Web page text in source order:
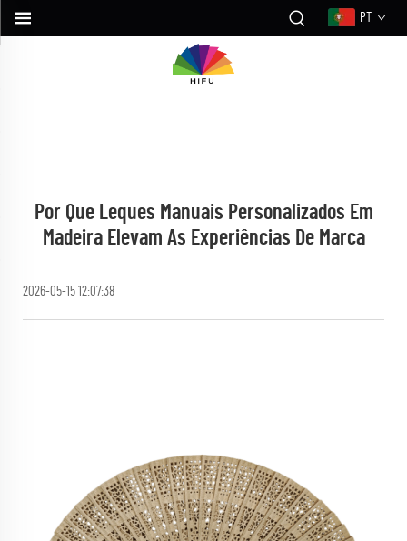
PT
Por Que Leques Manuais Personalizados Em
Madeira Elevam As Experiências De Marca
2026-05-15 12:07:38